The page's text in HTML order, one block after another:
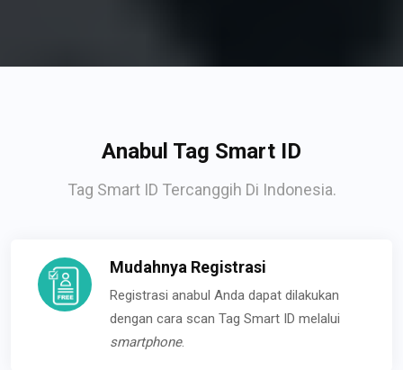
Anabul Tag Smart ID
Tag Smart ID Tercanggih Di Indonesia.
Mudahnya Registrasi
Registrasi anabul Anda dapat dilakukan
dengan cara scan Tag Smart ID melalui
smartphone.